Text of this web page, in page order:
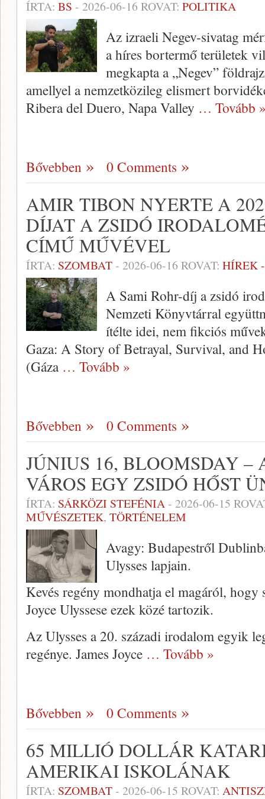
ÍRTA: BS - 2026-06-16 ROVAT: POLITIKA
Az izraeli Negev-sivatag
a híres bortermő területek
megkapta a „Negev”
amellyel a nemzetközileg elismert
Ribera del Duero, Napa Valley … Tovább
Bővebben 0 Comments
AMIR TIBON NYERTE A
DÍJAT A ZSIDÓ
CÍMŰ MŰVÉVEL
ÍRTA: SZOMBAT- 2026-06-16 ROVAT: HÍREK
A Sami Rohr-díj a zsidó
Nemzeti Könyvtárral
ítélte idei, nem fikciós
Gaza: A Story of Betrayal, Survival, and
(Gáza … Tovább »
Bővebben 0 Comments
JÚNIUS 16, BLOOMSDAY –
VÁROS EGY ZSIDÓ HŐST
ÍRTA: SÁRKÖZI STEFÉNIA- 2026-06-15
MŰVÉSZETEK, TÖRTÉNELEM
Avagy: Budapestről
Ulysses lapjain.
Kevés regény mondhatja el magáról, hogy
Joyce Ulyssese ezek közé tartozik.
Az Ulysses a 20. századi irodalom egyik
regénye. James Joyce … Tovább »
Bővebben 0 Comments
65 MILLIÓ DOLLÁR
AMERIKAI ISKOLÁNAK
ÍRTA: SZOMBAT- 2026-06-15 ROVAT: